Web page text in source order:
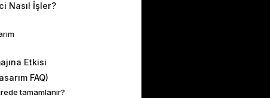
Nasıl İşler?
Etkisi
FAQ)
tamamlanır?